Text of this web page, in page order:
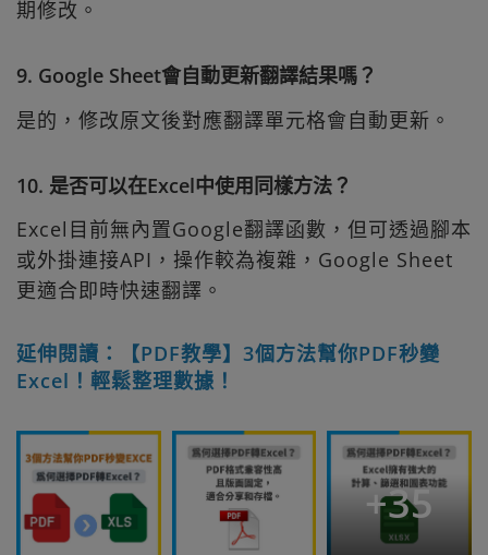
期修改。
9. Google Sheet會自動更新翻譯結果嗎？
是的，修改原文後對應翻譯單元格會自動更新。
10. 是否可以在Excel中使用同樣方法？
Excel目前無內置Google翻譯函數，但可透過腳本
或外掛連接API，操作較為複雜，Google Sheet
更適合即時快速翻譯。
延伸閱讀：【PDF教學】3個方法幫你PDF秒變
Excel！輕鬆整理數據！
+35